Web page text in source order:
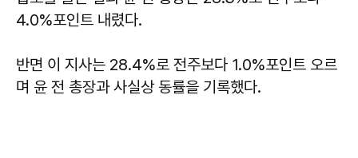
4.0%포인트 내렸다.
반면 이 지사는 28.4%로 전주보다 1.0%포인트 오르
며 윤 전 총장과 사실상 동률을 기록했다.